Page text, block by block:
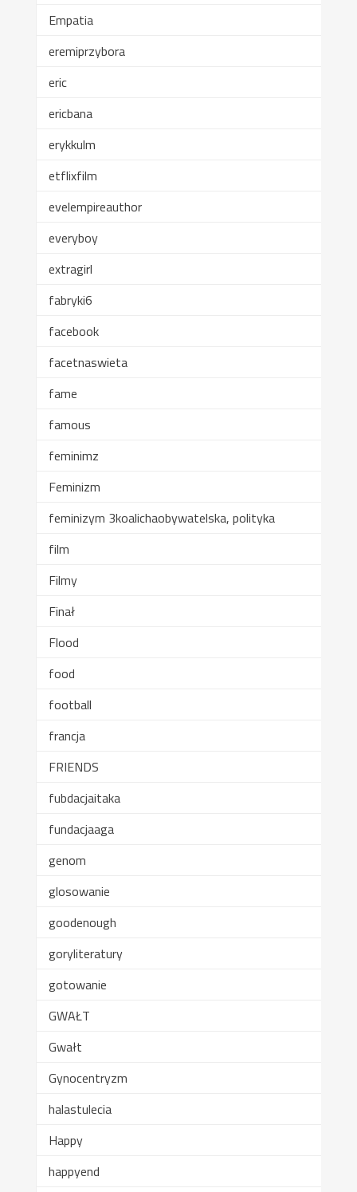
Empatia
eremiprzybora
eric
ericbana
erykkulm
etflixfilm
evelempireauthor
everyboy
extragirl
fabryki6
facebook
facetnaswieta
fame
famous
feminimz
Feminizm
feminizym 3koalichaobywatelska, polityka
film
Filmy
Finał
Flood
food
football
francja
FRIENDS
fubdacjaitaka
fundacjaaga
genom
glosowanie
goodenough
goryliteratury
gotowanie
GWAŁT
Gwałt
Gynocentryzm
halastulecia
Happy
happyend